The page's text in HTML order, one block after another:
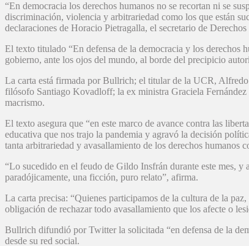
“En democracia los derechos humanos no se recortan ni se
discriminación, violencia y arbitrariedad como los que están
declaraciones de Horacio Pietragalla, el secretario de
El texto titulado “En defensa de la democracia y los derechos
gobierno, ante los ojos del mundo, al borde del precipicio
La carta está firmada por Bullrich; el titular de la UCR,
filósofo Santiago Kovadloff; la ex ministra Graciela
macrismo.
El texto asegura que “en este marco de avance contra las
educativa que nos trajo la pandemia y agravó la decisión
tanta arbitrariedad y avasallamiento de los derechos humanos
“Lo sucedido en el feudo de Gildo Insfrán durante este mes,
paradójicamente, una ficción, puro relato”, afirma.
La carta precisa: “Quienes participamos de la cultura de la
obligación de rechazar todo avasallamiento que los afecte o
Bullrich difundió por Twitter la solicitada “en defensa de la
desde su red social.